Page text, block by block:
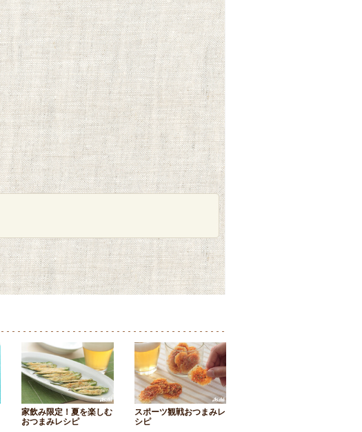
家飲み限定！夏を楽しむ
おつまみレシピ
スポーツ観戦おつまみレ
シピ